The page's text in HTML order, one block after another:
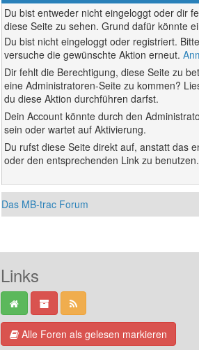
Du bist entweder nicht eingeloggt oder dir
diese Seite zu sehen. Grund dafür könnte
Du bist nicht eingeloggt oder registriert.
versuche die gewünschte Aktion erneut.
Dir fehlt die Berechtigung, diese Seite zu
eine Administratoren-Seite zu kommen?
du diese Aktion durchführen darfst.
Dein Account könnte durch den
sein oder wartet auf Aktivierung.
Du rufst diese Seite direkt auf, anstatt das
oder den entsprechenden Link zu benutzen.
Das MB-trac Forum
Links
Alle Foren als gelesen markieren